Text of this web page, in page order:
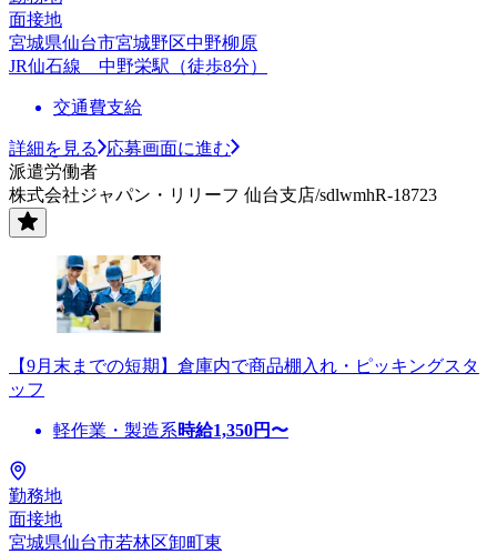
面接地
宮城県仙台市宮城野区中野柳原
JR仙石線 中野栄駅（徒歩8分）
交通費支給
詳細を見る
応募画面に進む
派遣労働者
株式会社ジャパン・リリーフ 仙台支店/sdlwmhR-18723
【9月末までの短期】倉庫内で商品棚入れ・ピッキングスタ
ッフ
軽作業・製造系時給1,350円〜
勤務地
面接地
宮城県仙台市若林区卸町東